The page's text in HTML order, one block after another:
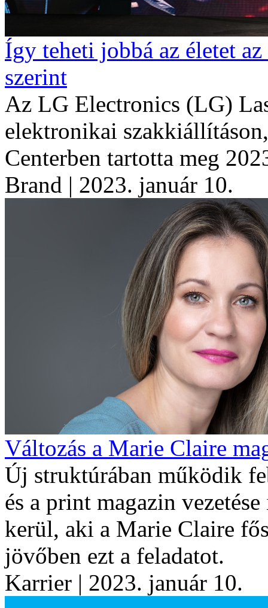
Így teheti jobbá az életet
szerint
Az LG Electronics (LG)
elektronikai
Centerben tartotta meg
Brand | 2023. január 10.
Változás a Marie Claire
Új struktúrában működik
és a print magazin
kerül, aki a Marie Claire
jövőben ezt a feladatot.
Karrier | 2023. január 10.